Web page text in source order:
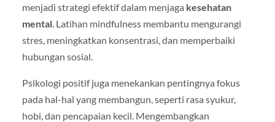
menjadi strategi efektif dalam menjaga kesehatan
mental. Latihan mindfulness membantu mengurangi
stres, meningkatkan konsentrasi, dan memperbaiki
hubungan sosial.
Psikologi positif juga menekankan pentingnya fokus
pada hal-hal yang membangun, seperti rasa syukur,
hobi, dan pencapaian kecil. Mengembangkan